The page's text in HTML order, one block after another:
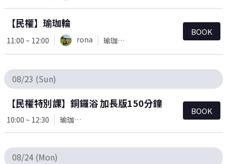
【民權】瑜珈輪
11:00 ~ 12:00 rona 瑜珈＆皮拉提斯
BOOK
08/23 (Sun)
【民權特別課】銅鑼浴 加長版150分鐘
10:00 ~ 12:30 瑜珈＆皮拉提斯
BOOK
08/24 (Mon)